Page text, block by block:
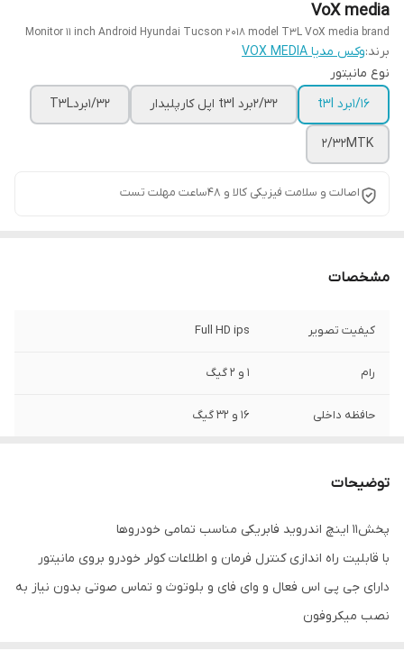
VoX media
Monitor 11 inch Android Hyundai Tucson 2018 model T3L VoX media brand
برند:وکس مدیا VOX MEDIA
نوع مانیتور
1/16برد t3l
2/32برد t3l اپل کارپلیدار 1/32بردT3L
2/32MTK
اصالت و سلامت فیزیکی کالا و 48ساعت مهلت تست
مشخصات
کیفیت تصویر Full HD ips
رام 1 و 2 گیگ
حافظه داخلی 16 و 32 گیگ
توضیحات
پخش11 اینچ اندروید فابریکی مناسب تمامی خودروها
با قابلیت راه اندازی کنترل فرمان و اطلاعات کولر خودرو بروی مانیتور
دارای جی پی اس فعال و وای فای و بلوتوث و تماس صوتی بدون نیاز به
نصب میکروفون